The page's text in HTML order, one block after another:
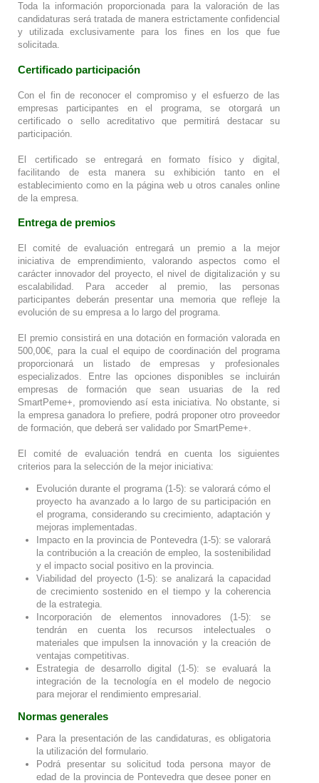
Toda la información proporcionada para la valoración de las
candidaturas será tratada de manera estrictamente confidencial
y utilizada exclusivamente para los fines en los que fue
solicitada.
Certificado participación
Con el fin de reconocer el compromiso y el esfuerzo de las
empresas participantes en el programa, se otorgará un
certificado o sello acreditativo que permitirá destacar su
participación.
El certificado se entregará en formato físico y digital,
facilitando de esta manera su exhibición tanto en el
establecimiento como en la página web u otros canales online
de la empresa.
Entrega de premios
El comité de evaluación entregará un premio a la mejor
iniciativa de emprendimiento, valorando aspectos como el
carácter innovador del proyecto, el nivel de digitalización y su
escalabilidad. Para acceder al premio, las personas
participantes deberán presentar una memoria que refleje la
evolución de su empresa a lo largo del programa.
El premio consistirá en una dotación en formación valorada en
500,00€, para la cual el equipo de coordinación del programa
proporcionará un listado de empresas y profesionales
especializados. Entre las opciones disponibles se incluirán
empresas de formación que sean usuarias de la red
SmartPeme+, promoviendo así esta iniciativa. No obstante, si
la empresa ganadora lo prefiere, podrá proponer otro proveedor
de formación, que deberá ser validado por SmartPeme+.
El comité de evaluación tendrá en cuenta los siguientes
criterios para la selección de la mejor iniciativa:
Evolución durante el programa (1-5): se valorará cómo el
proyecto ha avanzado a lo largo de su participación en
el programa, considerando su crecimiento, adaptación y
mejoras implementadas.
Impacto en la provincia de Pontevedra (1-5): se valorará
la contribución a la creación de empleo, la sostenibilidad
y el impacto social positivo en la provincia.
Viabilidad del proyecto (1-5): se analizará la capacidad
de crecimiento sostenido en el tiempo y la coherencia
de la estrategia.
Incorporación de elementos innovadores (1-5): se
tendrán en cuenta los recursos intelectuales o
materiales que impulsen la innovación y la creación de
ventajas competitivas.
Estrategia de desarrollo digital (1-5): se evaluará la
integración de la tecnología en el modelo de negocio
para mejorar el rendimiento empresarial.
Normas generales
Para la presentación de las candidaturas, es obligatoria
la utilización del formulario.
Podrá presentar su solicitud toda persona mayor de
edad de la provincia de Pontevedra que desee poner en